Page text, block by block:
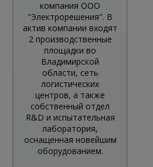
компания OOO
"Электрорешения". В
актив компании входят
2 производственные
площадки во
Владимирской
области, сеть
логистических
центров, а также
собственный отдел
R&D и испытательная
лаборатория,
оснащенная новейшим
оборудованием.